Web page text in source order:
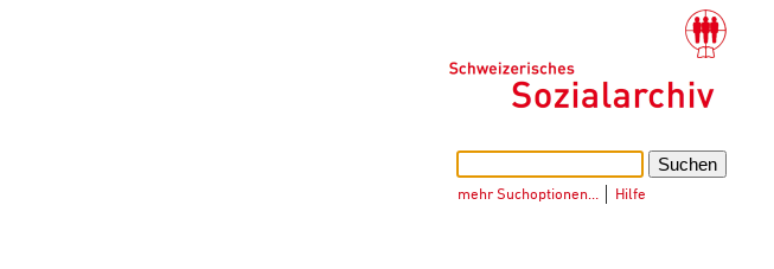
mehr Suchoptionen… Hilfe